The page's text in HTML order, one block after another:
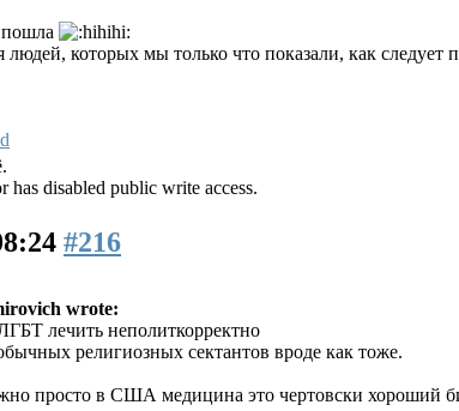
людей, которых мы только что показали, как
has disabled public write access.
#216
wrote:
лечить неполиткорректно
религиозных сектантов вроде как тоже.
просто в США медицина это чертовски хороший